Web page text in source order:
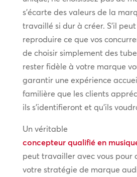
s’écarte des valeurs de la
travaillé si dur à créer. S’il
reproduire ce que vos
de choisir simplement des
rester fidèle à votre marque
garantir une expérience
familière que les clients
ils s’identifieront et qu’ils
Un véritable
concepteur qualifié en
peut travailler avec vous pour
votre stratégie de marque